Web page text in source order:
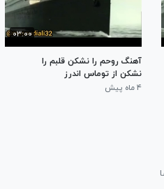
۰۳:۰۰
آهنگ روحم را نشکن قلبم را
نشکن از توماس اندرز
۴ ماه پیش